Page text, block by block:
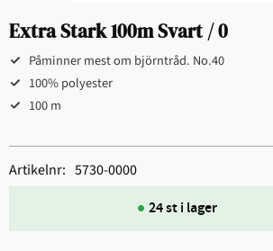
Extra Stark 100m Svart / 0
Påminner mest om björntråd. No.40
100% polyester
100 m
24 st i lager
Artikelnr 5730-0000